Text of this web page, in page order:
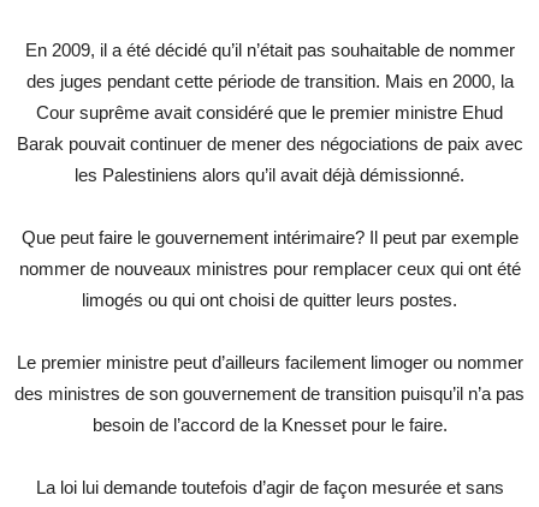
En 2009, il a été décidé qu’il n’était pas souhaitable de nommer
des juges pendant cette période de transition. Mais en 2000, la
Cour suprême avait considéré que le premier ministre Ehud
Barak pouvait continuer de mener des négociations de paix avec
les Palestiniens alors qu’il avait déjà démissionné.
Que peut faire le gouvernement intérimaire? Il peut par exemple
nommer de nouveaux ministres pour remplacer ceux qui ont été
limogés ou qui ont choisi de quitter leurs postes.
Le premier ministre peut d’ailleurs facilement limoger ou nommer
des ministres de son gouvernement de transition puisqu’il n’a pas
besoin de l’accord de la Knesset pour le faire.
La loi lui demande toutefois d’agir de façon mesurée et sans